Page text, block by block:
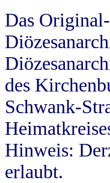
Das
des
Schwank-
Hinweis:
erlaubt.